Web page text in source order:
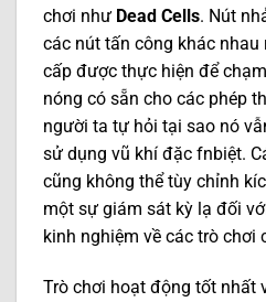
chơi như Dead Cells. Nút
các nút tấn công khác nhau
cấp được thực hiện để
nóng có sẵn cho các phép
người ta tự hỏi tại sao nó
sử dụng vũ khí đặc fnbiệt.
cũng không thể tùy chỉnh
một sự giám sát kỳ lạ đối
kinh nghiệm về các trò chơi
Trò chơi hoạt động tốt nhất